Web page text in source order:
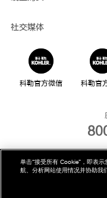
社交媒体
科勒官方微信 科勒官
我
单击“接受所有 Cookie”，即表
航、分析网站使用情况并协助我